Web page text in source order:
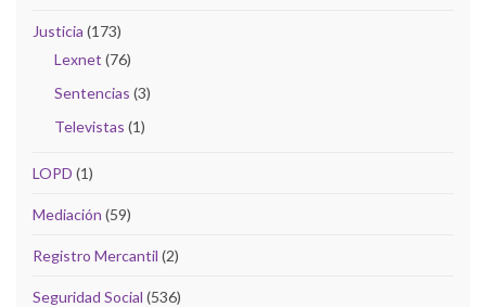
Justicia (173)
Lexnet (76)
Sentencias (3)
Televistas (1)
LOPD (1)
Mediación (59)
Registro Mercantil (2)
Seguridad Social (536)